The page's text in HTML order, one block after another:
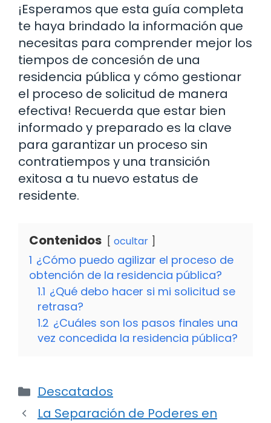
¡Esperamos que esta guía completa
te haya brindado la información que
necesitas para comprender mejor los
tiempos de concesión de una
residencia pública y cómo gestionar
el proceso de solicitud de manera
efectiva! Recuerda que estar bien
informado y preparado es la clave
para garantizar un proceso sin
contratiempos y una transición
exitosa a tu nuevo estatus de
residente.
Contenidos ocultar
1 ¿Cómo puedo agilizar el proceso de
obtención de la residencia pública?
1.1 ¿Qué debo hacer si mi solicitud se
retrasa?
1.2 ¿Cuáles son los pasos finales una
vez concedida la residencia pública?
Categorías
Descatados
La Separación de Poderes en